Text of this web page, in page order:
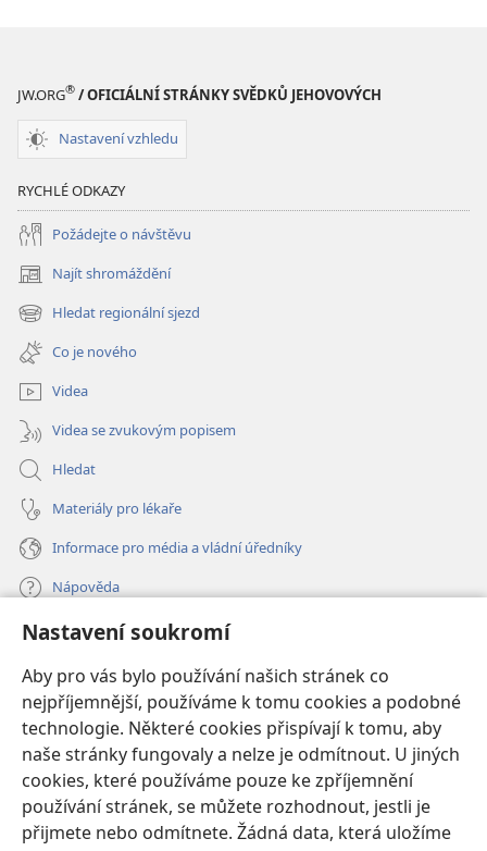
Nastavení soukromí
Aby pro vás bylo používání našich stránek co
nejpříjemnější, používáme k tomu cookies a podobné
technologie. Některé cookies přispívají k tomu, aby
naše stránky fungovaly a nelze je odmítnout. U jiných
cookies, které používáme pouze ke zpříjemnění
používání stránek, se můžete rozhodnout, jestli je
přijmete nebo odmítnete. Žádná data, která uložíme
JW.ORG® / OFICIÁLNÍ STRÁNKY SVĚDKŮ JEHOVOVÝCH
Nastavení vzhledu
RYCHLÉ ODKAZY
Požádejte o návštěvu
Najít shromáždění
(otevřeno
nové
okno)
Hledat regionální sjezd
(otevřeno
nové
okno)
Co je nového
Videa
Videa se zvukovým popisem
Hledat
Materiály pro lékaře
Informace pro média a vládní úředníky
Nápověda
Dary
nové
okno) ONLINE KNIHOVNA Strážné věže
(otevřeno
nové
okno)JW Hub®
(otevřeno
nové
okno)JW Library